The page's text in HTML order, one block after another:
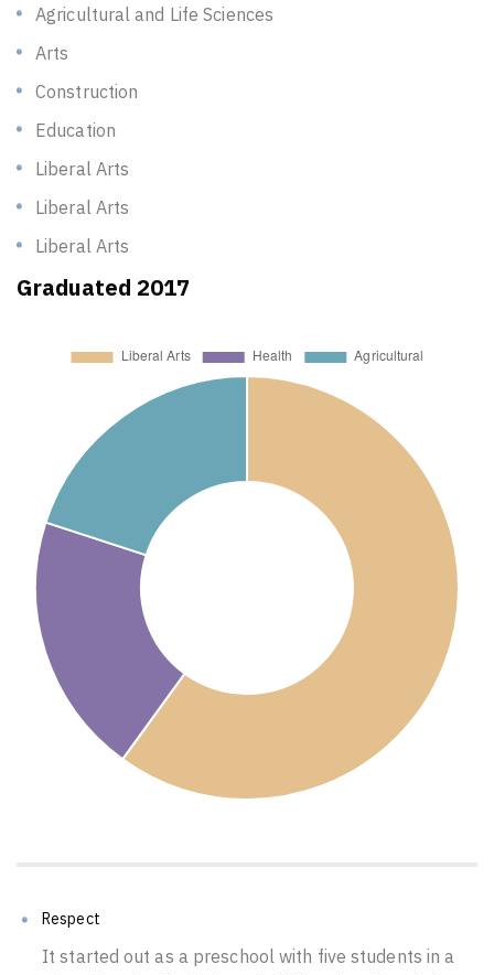
Agricultural and Life Sciences
Arts
Construction
Education
Liberal Arts
Liberal Arts
Liberal Arts
Graduated 2017
Respect
It started out as a preschool with five students in a